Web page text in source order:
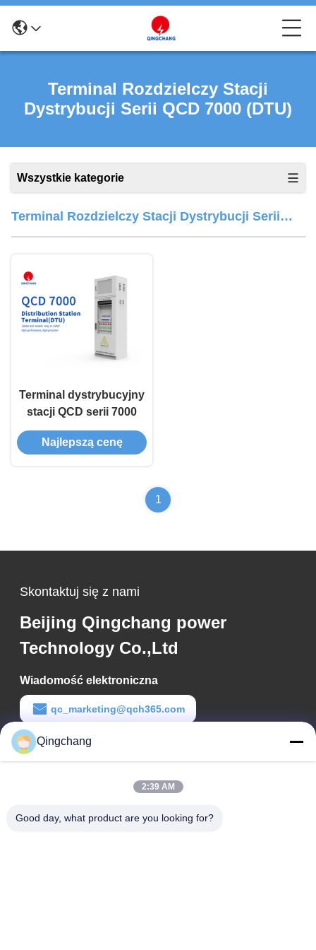
Terminal Rozdzielczy Stacji
Dystrybucji Serii QCD 7000 (DTU)
Wszystkie kategorie
Terminal Rozdzielczy Stacji Dystrybucji Serii
QCD 7000 (DTU)
Terminal dystrybucyjny
stacji QCD serii 7000
Najlepszą cenę
1
Skontaktuj się z nami
Beijing Qingchang power
Technology Co.,Ltd
Wiadomość elektroniczna
qc_marketing@qch365.com
Czas pracy
00:00-23:59
Adres firmy
Qingchang
2:39 AM
Good day, what product are you looking for?